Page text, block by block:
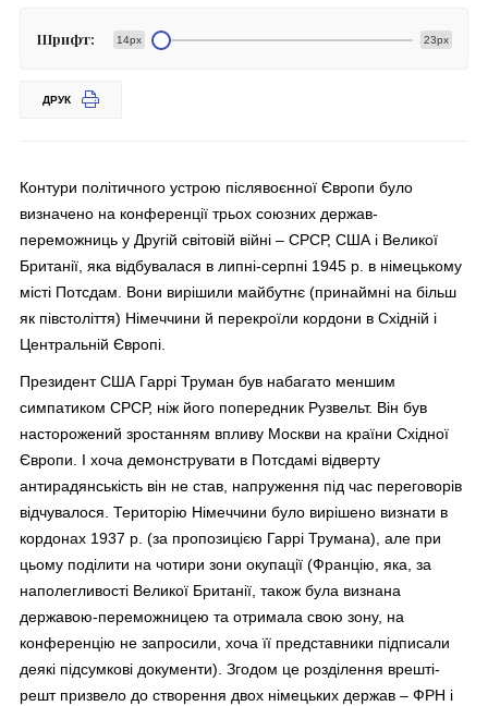
Шрифт: 14px 23px
ДРУК
Контури політичного устрою післявоєнної Європи було
визначено на конференції трьох союзних держав-
переможниць у Другій світовій війні – СРСР, США і Великої
Британії, яка відбувалася в липні-серпні 1945 р. в німецькому
місті Потсдам. Вони вирішили майбутнє (принаймні на більш
як півстоліття) Німеччини й перекроїли кордони в Східній і
Центральній Європі.
Президент США Гаррі Труман був набагато меншим
симпатиком СРСР, ніж його попередник Рузвельт. Він був
насторожений зростанням впливу Москви на країни Східної
Європи. І хоча демонструвати в Потсдамі відверту
антирадянськість він не став, напруження під час переговорів
відчувалося. Територію Німеччини було вирішено визнати в
кордонах 1937 р. (за пропозицією Гаррі Трумана), але при
цьому поділити на чотири зони окупації (Францію, яка, за
наполегливості Великої Британії, також була визнана
державою-переможницею та отримала свою зону, на
конференцію не запросили, хоча її представники підписали
деякі підсумкові документи). Згодом це розділення врешті-
решт призвело до створення двох німецьких держав – ФРН і